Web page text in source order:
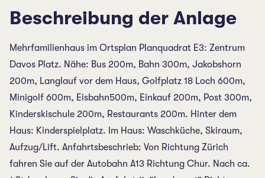
Beschreibung der Anlage
Mehrfamilienhaus im Ortsplan Planquadrat E3: Zentrum
Davos Platz. Nähe: Bus 200m, Bahn 300m, Jakobshorn
200m, Langlauf vor dem Haus, Golfplatz 18 Loch 600m,
Minigolf 600m, Eisbahn500m, Einkauf 200m, Post 300m,
Kinderskischule 200m, Restaurants 200m. Hinter dem
Haus: Kinderspielplatz. Im Haus: Waschküche, Skiraum,
Aufzug/Lift. Anfahrtsbeschrieb: Von Richtung Zürich
fahren Sie auf der Autobahn A13 Richtung Chur. Nach ca.